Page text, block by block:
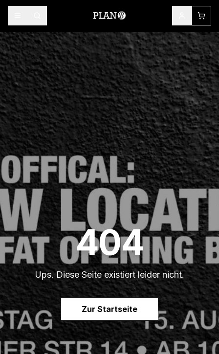
404
Ups. Diese Seite existiert leider nicht.
Zur Startseite